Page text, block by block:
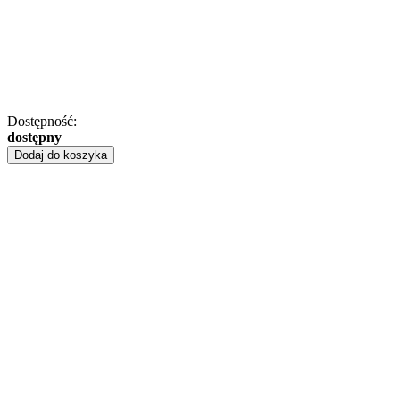
Dostępność:
dostępny
Dodaj do koszyka